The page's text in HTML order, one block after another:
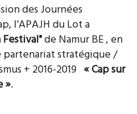
des Journées
l’APAJH du Lot a
de Namur BE , en
stratégique /
+ 2016-2019 « Cap sur
».